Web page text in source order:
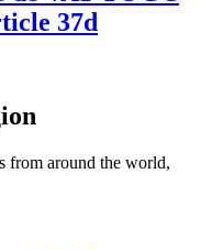
37d
from around the world,